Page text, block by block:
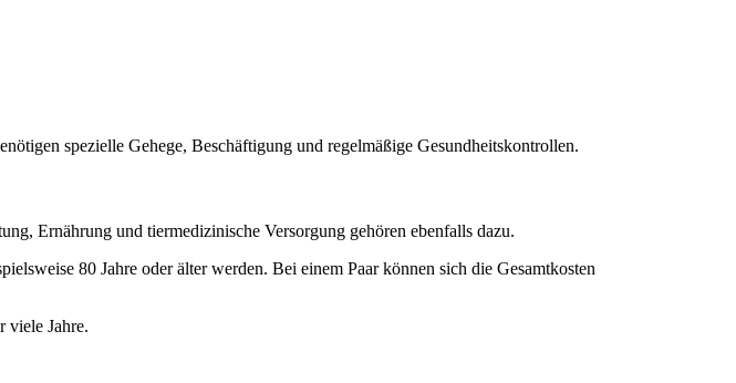
spezielle Gehege, Beschäftigung und regelmäßige Gesundheitskontrollen.
Ernährung und tiermedizinische Versorgung gehören ebenfalls dazu.
80 Jahre oder älter werden. Bei einem Paar können sich die Gesamtkosten
viele Jahre.